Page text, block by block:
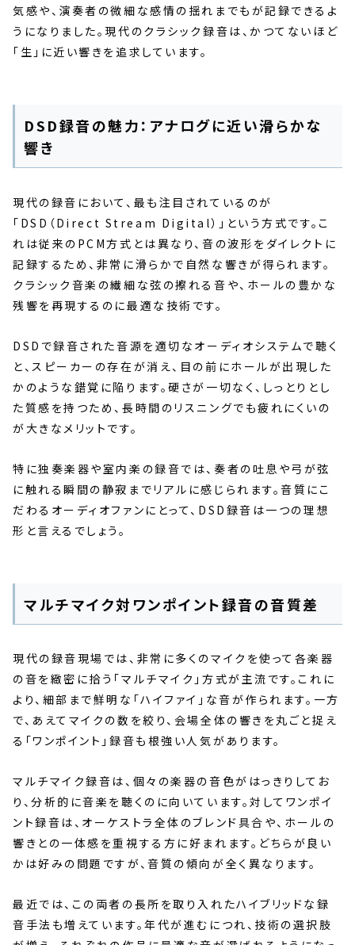
気感や、演奏者の微細な感情の揺れまでもが記録できるよ
うになりました。現代のクラシック録音は、かつてないほど
「生」に近い響きを追求しています。
DSD録音の魅力：アナログに近い滑らかな
響き
現代の録音において、最も注目されているのが
「DSD（Direct Stream Digital）」という方式です。こ
れは従来のPCM方式とは異なり、音の波形をダイレクトに
記録するため、非常に滑らかで自然な響きが得られます。
クラシック音楽の繊細な弦の擦れる音や、ホールの豊かな
残響を再現するのに最適な技術です。
DSDで録音された音源を適切なオーディオシステムで聴く
と、スピーカーの存在が消え、目の前にホールが出現した
かのような錯覚に陥ります。硬さが一切なく、しっとりとし
た質感を持つため、長時間のリスニングでも疲れにくいの
が大きなメリットです。
特に独奏楽器や室内楽の録音では、奏者の吐息や弓が弦
に触れる瞬間の静寂までリアルに感じられます。音質にこ
だわるオーディオファンにとって、DSD録音は一つの理想
形と言えるでしょう。
マルチマイク対ワンポイント録音の音質差
現代の録音現場では、非常に多くのマイクを使って各楽器
の音を緻密に拾う「マルチマイク」方式が主流です。これに
より、細部まで鮮明な「ハイファイ」な音が作られます。一方
で、あえてマイクの数を絞り、会場全体の響きを丸ごと捉え
る「ワンポイント」録音も根強い人気があります。
マルチマイク録音は、個々の楽器の音色がはっきりしてお
り、分析的に音楽を聴くのに向いています。対してワンポイ
ント録音は、オーケストラ全体のブレンド具合や、ホールの
響きとの一体感を重視する方に好まれます。どちらが良い
かは好みの問題ですが、音質の傾向が全く異なります。
最近では、この両者の長所を取り入れたハイブリッドな録
音手法も増えています。年代が進むにつれ、技術の選択肢